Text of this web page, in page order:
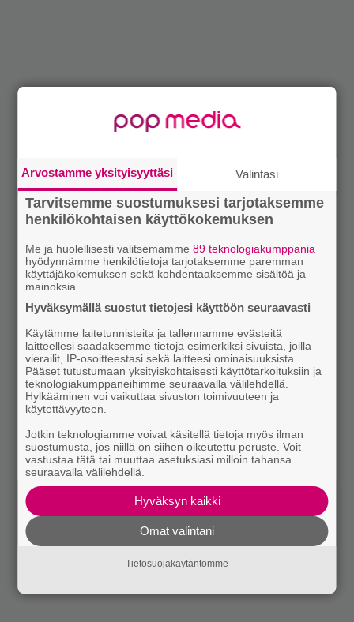
Arvostamme yksityisyyttäsi Valintasi
Tarvitsemme suostumuksesi tarjotaksemme
henkilökohtaisen käyttökokemuksen
Me ja huolellisesti valitsemamme89 teknologiakumppania
hyödynnämme henkilötietoja tarjotaksemme paremman
käyttäjäkokemuksen sekä kohdentaaksemme sisältöä ja
mainoksia.
Hyväksymällä suostut tietojesi käyttöön seuraavasti
Käytämme laitetunnisteita ja tallennamme evästeitä
laitteellesi saadaksemme tietoja esimerkiksi sivuista, joilla
vierailit, IP-osoitteestasi sekä laitteesi ominaisuuksista.
Pääset tutustumaan yksityiskohtaisesti käyttötarkoituksiin ja
teknologiakumppaneihimme seuraavalla välilehdellä.
Hylkääminen voi vaikuttaa sivuston toimivuuteen ja
käytettävyyteen.
Jotkin teknologiamme voivat käsitellä tietoja myös ilman
suostumusta, jos niillä on siihen oikeutettu peruste. Voit
vastustaa tätä tai muuttaa asetuksiasi milloin tahansa
seuraavalla välilehdellä.
Hyväksyn kaikki
Omat valintani
Tietosuojakäytäntömme